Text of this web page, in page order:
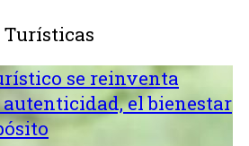
se reinventa
autenticidad, el bienestar